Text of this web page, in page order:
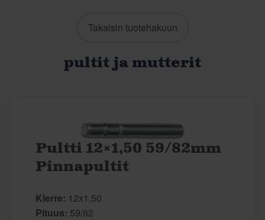
Takaisin tuotehakuun
pultit ja mutterit
Pultti 12×1,50 59/82mm
Pinnapultit
Kierre: 12x1,50
Pituus: 59/82